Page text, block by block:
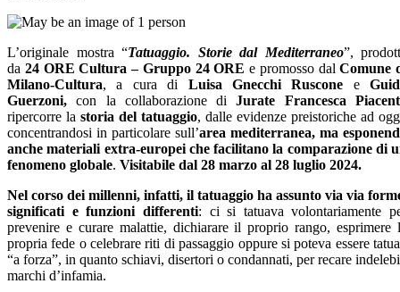
L’originale mostra “Tatuaggio. Storie dal Mediterraneo”,
da 24 ORE Cultura – Gruppo 24 ORE e promosso dalComune
Milano-Cultura, a cura di Luisa Gnecchi Ruscone e
Guerzoni, con la collaborazione diJurate Francesca
ripercorre la storia del tatuaggio, dalle evidenze preistoriche ad
concentrandosi in particolare sull’area mediterranea, ma
anche materiali extra-europei che facilitano la comparazione di
fenomeno globale. Visitabile dal 28 marzo al 28 luglio 2024.
Nel corso dei millenni, infatti, il tatuaggio ha assunto via via
significati e funzioni differenti: ci si tatuava volontariamente
prevenire e curare malattie, dichiarare il proprio rango, esprimere
propria fede o celebrare riti di passaggio oppure si poteva essere
“a forza”, in quanto schiavi, disertori o condannati, per recare
marchi d’infamia.